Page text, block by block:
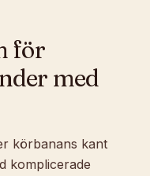
för
med
körbanans kant
komplicerade